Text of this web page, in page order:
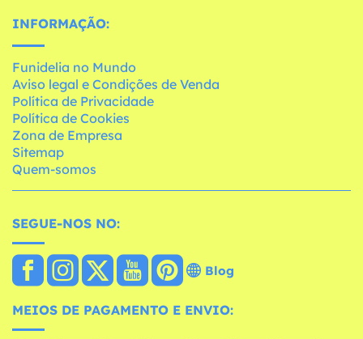
INFORMAÇÃO:
Funidelia no Mundo
Aviso legal e Condições de Venda
Política de Privacidade
Política de Cookies
Zona de Empresa
Sitemap
Quem-somos
SEGUE-NOS NO:
Blog
MEIOS DE PAGAMENTO E ENVIO: